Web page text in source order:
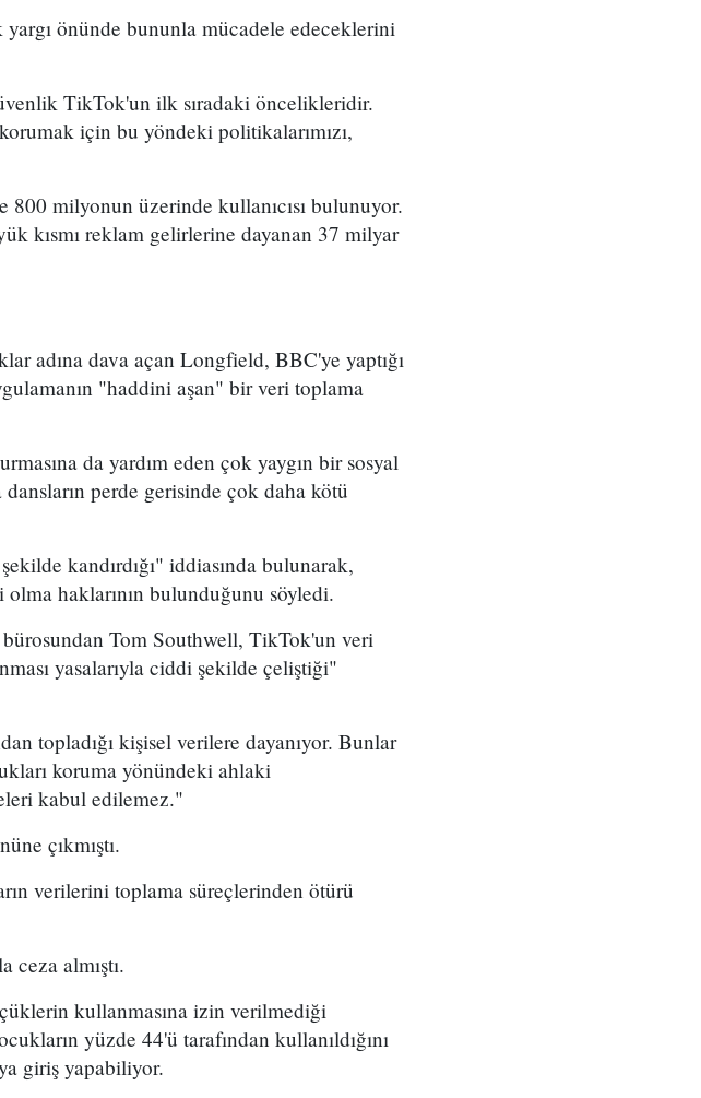
önünde bununla mücadele edeceklerini
TikTok'un ilk sıradaki öncelikleridir.
için bu yöndeki politikalarımızı,
milyonun üzerinde kullanıcısı bulunuyor.
kısmı reklam gelirlerine dayanan 37 milyar
adına dava açan Longfield, BBC'ye yaptığı
"haddini aşan" bir veri toplama
da yardım eden çok yaygın bir sosyal
perde gerisinde çok daha kötü
kandırdığı" iddiasında bulunarak,
haklarının bulunduğunu söyledi.
bürosundan Tom Southwell, TikTok'un veri
yasalarıyla ciddi şekilde çeliştiği"
topladığı kişisel verilere dayanıyor. Bunlar
koruma yönündeki ahlaki
kabul edilemez."
çıkmıştı.
verilerini toplama süreçlerinden ötürü
ceza almıştı.
kullanmasına izin verilmediği
yüzde 44'ü tarafından kullanıldığını
giriş yapabiliyor.